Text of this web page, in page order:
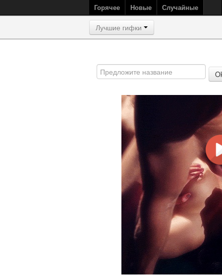
Горячее Новые Случайные
Лучшие гифки